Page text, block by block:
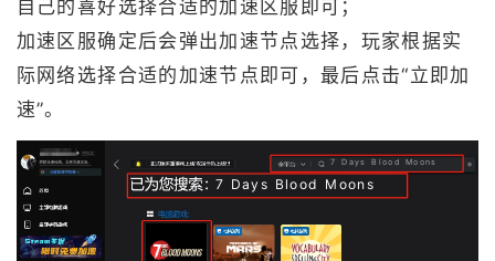
自己的喜好选择合适的加速区服即可；
加速区服确定后会弹出加速节点选择，玩家根据实
际网络选择合适的加速节点即可，最后点击“立即加
速”。
7 Days Blood Moons
7 Days Blood Moons